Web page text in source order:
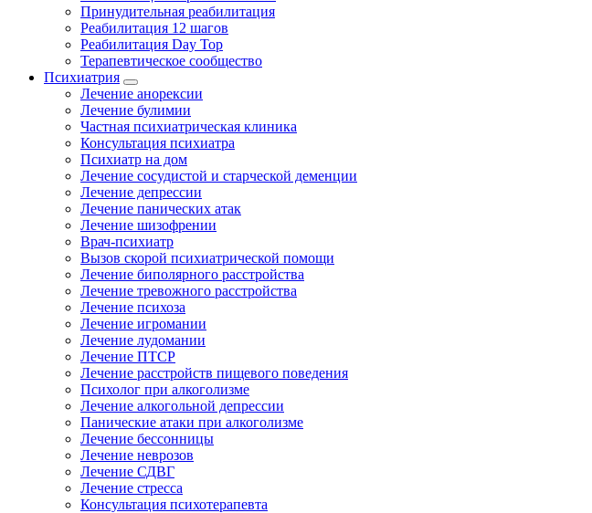
Принудительная реабилитация
Реабилитация 12 шагов
Реабилитация Day Top
Терапевтическое сообщество
Психиатрия
Лечение анорексии
Лечение булимии
Частная психиатрическая клиника
Консультация психиатра
Психиатр на дом
Лечение сосудистой и старческой деменции
Лечение депрессии
Лечение панических атак
Лечение шизофрении
Врач-психиатр
Вызов скорой психиатрической помощи
Лечение биполярного расстройства
Лечение тревожного расстройства
Лечение психоза
Лечение игромании
Лечение лудомании
Лечение ПТСР
Лечение расстройств пищевого поведения
Психолог при алкоголизме
Лечение алкогольной депрессии
Панические атаки при алкоголизме
Лечение бессонницы
Лечение неврозов
Лечение СДВГ
Лечение стресса
Консультация психотерапевта